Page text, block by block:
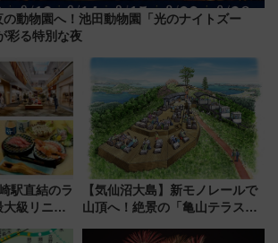
の動物園へ！池田動物園「光のナイトズー
彩る特別な夜
駅直結のラ
級リニュ
【気仙沼大島】新モノレールで
山頂へ！絶景の「亀山テラス